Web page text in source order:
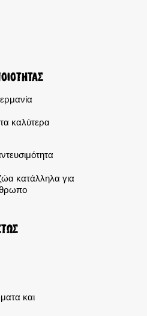
καλύτερα
κατάλληλα για
και